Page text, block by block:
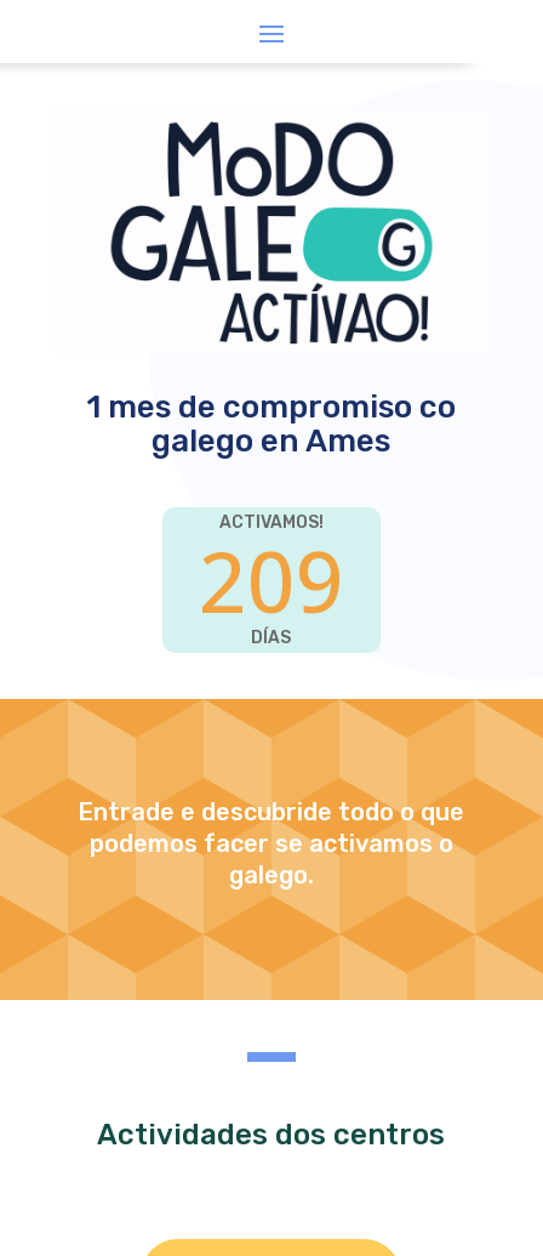
1 mes de compromiso co
galego en Ames
ACTIVAMOS!
209
DÍAS
Entrade e descubride todo o que
podemos facer se activamos o
galego.
Actividades dos centros